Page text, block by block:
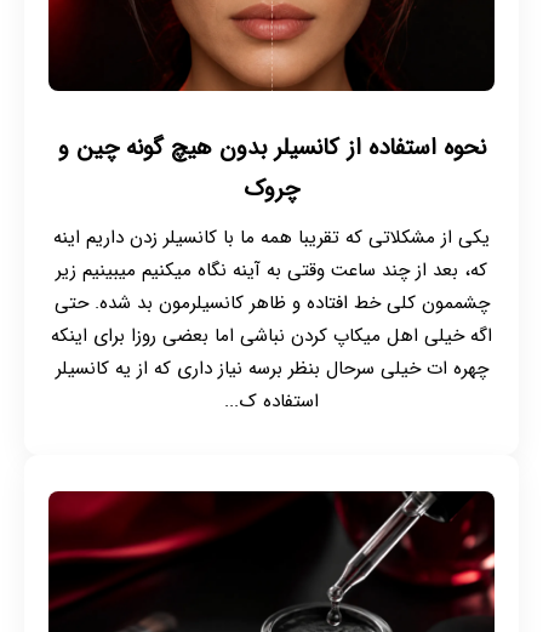
نحوه استفاده از کانسیلر بدون هیچ گونه چین و
چروک
یکی از مشکلاتی که تقریبا همه ما با کانسیلر زدن داریم اینه
که، بعد از چند ساعت وقتی به آینه نگاه میکنیم میبینیم زیر
چشممون کلی خط افتاده و ظاهر کانسیلرمون بد شده. حتی
اگه خیلی اهل میکاپ کردن نباشی اما بعضی روزا برای اینکه
چهره ات خیلی سرحال بنظر برسه نیاز داری که از یه کانسیلر
استفاده ک...